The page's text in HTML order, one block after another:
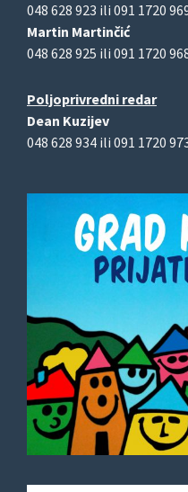
048 628 923 ili 091 1720
Martin Martinčić
048 628 925 ili 091 1720
Poljoprivredni redar
Dean Kuzijev
048 628 934 ili 091 1720